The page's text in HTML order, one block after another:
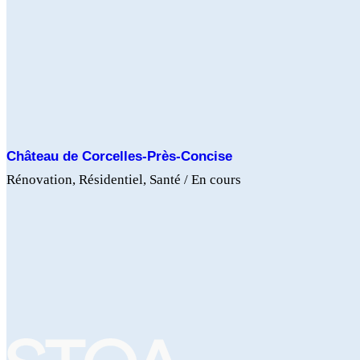
Château de Corcelles-Près-Concise
Rénovation Résidentiel Santé / En cours